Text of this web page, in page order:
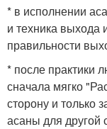
* в исполнении
и техника выхода
правильности
* после практики
сначала мягко
сторону и только
асаны для другой